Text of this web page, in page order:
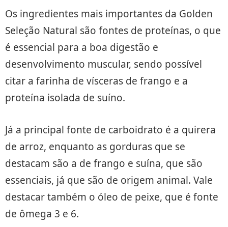
Os ingredientes mais importantes da Golden
Seleção Natural são fontes de proteínas, o que
é essencial para a boa digestão e
desenvolvimento muscular, sendo possível
citar a farinha de vísceras de frango e a
proteína isolada de suíno.
Já a principal fonte de carboidrato é a quirera
de arroz, enquanto as gorduras que se
destacam são a de frango e suína, que são
essenciais, já que são de origem animal. Vale
destacar também o óleo de peixe, que é fonte
de ômega 3 e 6.